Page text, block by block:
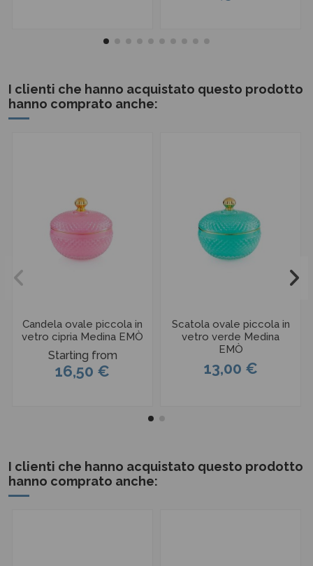
I clienti che hanno acquistato questo prodotto
hanno comprato anche:
Candela ovale piccola in
vetro cipria Medina EMÒ
Starting from
16,50 €
Scatola ovale piccola in
vetro verde Medina
EMÒ
13,00 €
I clienti che hanno acquistato questo prodotto
hanno comprato anche: